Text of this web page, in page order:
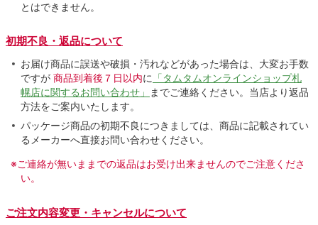
とはできません。
初期不良・返品について
お届け商品に誤送や破損・汚れなどがあった場合は、大変お手数
ですが 商品到着後７日以内に 「タムタムオンラインショップ札
幌店に関するお問い合わせ」 までご連絡ください。当店より返品
方法をご案内いたします。
パッケージ商品の初期不良につきましては、商品に記載されてい
るメーカーへ直接お問い合わせください。
※ご連絡が無いままでの返品はお受け出来ませんのでご注意くださ
い。
ご注文内容変更・キャンセルについて